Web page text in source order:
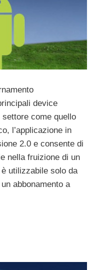
device
come quello
l’applicazione in
2.0 e consente di
nella fruizione di un
utilizzabile solo da
abbonamento a